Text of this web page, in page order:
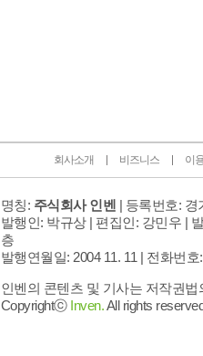
회사소개 비즈니스 이
명칭: 주식회사 인벤 | 등록번호: 경
발행인: 박규상 | 편집인: 강민우 |
층
발행연월일: 2004 11. 11 | 전화번호
인벤의 콘텐츠 및 기사는 저작권
Copyrightⓒ Inven.All rights